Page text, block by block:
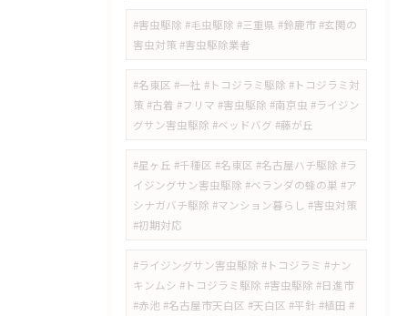
#害虫駆除 #毛虫駆除 #三重県 #鈴鹿市 #玄関の
害虫対策 #害虫駆除業者
#名東区 #一社 #トコジラミ駆除 #トコジラミ対
策 #古着 #フリマ #害虫駆除 #南京虫 #ライジン
グサン害虫駆除 #ベッドバグ #藤が丘
#星ヶ丘 #千種区 #名東区 #名古屋ハチ駆除 #ラ
イジングサン害虫駆除 #ベランダの蜂の巣 #ア
シナガバチ駆除 #マンション暮らし #害虫対策
#初期対応
#ライジングサン害虫駆除 #トコジラミ #ナン
キンムシ #トコジラミ駆除 #害虫駆除 #日進市
#赤池 #名古屋市天白区 #天白区 #平針 #植田 #